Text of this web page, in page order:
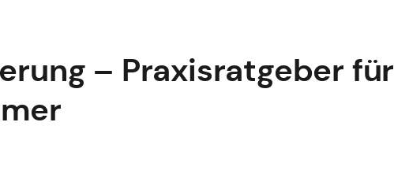
– Praxisratgeber für